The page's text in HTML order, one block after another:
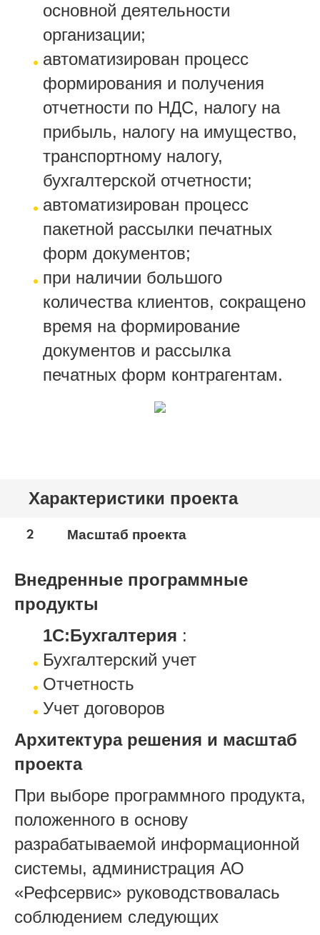
основной деятельности
организации;
автоматизирован процесс
формирования и получения
отчетности по НДС, налогу на
прибыль, налогу на имущество,
транспортному налогу,
бухгалтерской отчетности;
автоматизирован процесс
пакетной рассылки печатных
форм документов;
при наличии большого
количества клиентов, сокращено
время на формирование
документов и рассылка
печатных форм контрагентам.
Характеристики проекта
2 Масштаб проекта
Внедренные программные
продукты
1С:Бухгалтерия :
Бухгалтерский учет
Отчетность
Учет договоров
Архитектура решения и масштаб
проекта
При выборе программного продукта,
положенного в основу
разрабатываемой информационной
системы, администрация АО
«Рефсервис» руководствовалась
соблюдением следующих